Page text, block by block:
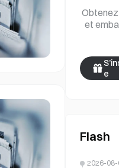
et
e
Flash
2026-08-